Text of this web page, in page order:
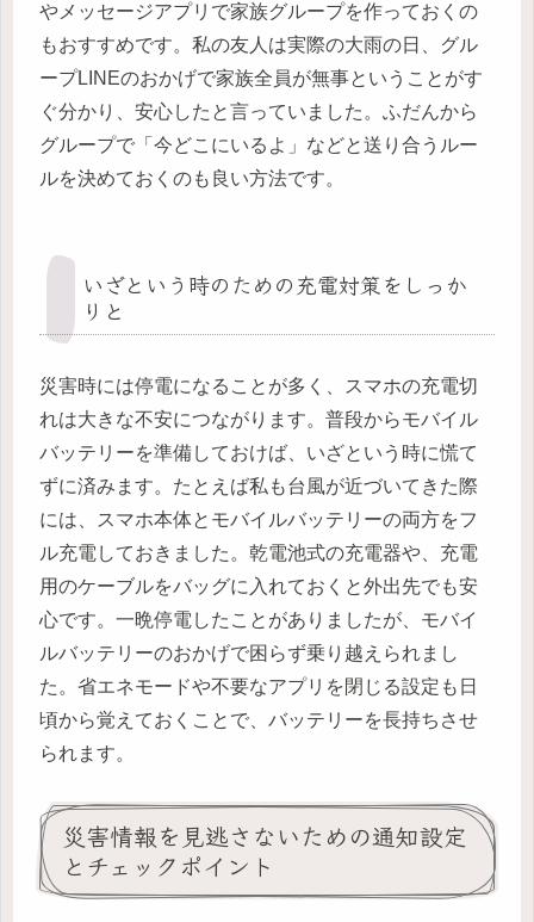
やメッセージアプリで家族グループを作っておくの
もおすすめです。私の友人は実際の大雨の日、グル
ープLINEのおかげで家族全員が無事ということがす
ぐ分かり、安心したと言っていました。ふだんから
グループで「今どこにいるよ」などと送り合うルー
ルを決めておくのも良い方法です。
いざという時のための充電対策をしっか
りと
災害時には停電になることが多く、スマホの充電切
れは大きな不安につながります。普段からモバイル
バッテリーを準備しておけば、いざという時に慌て
ずに済みます。たとえば私も台風が近づいてきた際
には、スマホ本体とモバイルバッテリーの両方をフ
ル充電しておきました。乾電池式の充電器や、充電
用のケーブルをバッグに入れておくと外出先でも安
心です。一晩停電したことがありましたが、モバイ
ルバッテリーのおかげで困らず乗り越えられまし
た。省エネモードや不要なアプリを閉じる設定も日
頃から覚えておくことで、バッテリーを長持ちさせ
られます。
災害情報を見逃さないための通知設定
とチェックポイント